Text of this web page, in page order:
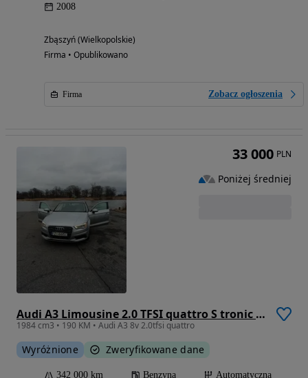
2008
Zbąszyń (Wielkopolskie)
Firma • Opublikowano
Firma Zobacz ogłoszenia
Audi A3 Limousine 2.0 TFSI quattro S tronic design
1984 cm3 • 190 KM • Audi A3 8v 2.0tfsi quattro
Wyróżnione Zweryfikowane dane
342 000 km Benzyna
Automatyczna
33 000 PLN
Poniżej średniej